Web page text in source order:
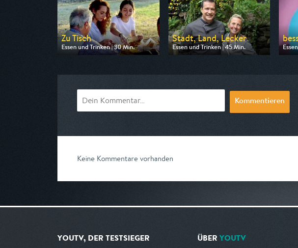
Zu Tisch
Essen und Trinken | 30 Min.
Ausgestrahlt von arte
Stadt, Land, Lecker
Essen und Trinken | 45 Min.
Ausgestrahlt von ZDF neo
Kommentieren
Keine Kommentare vorhanden
YOUTV, DER TESTSIEGER ÜBER YOUTV